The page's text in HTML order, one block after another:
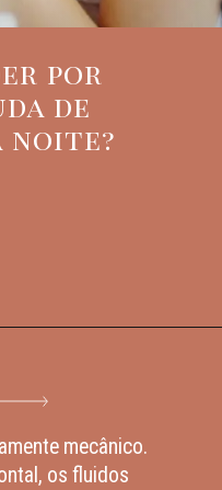
por
de
noite?
mecânico.
os fluidos